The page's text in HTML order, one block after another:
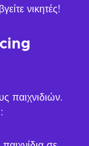
νικητές!
παιχνιδιών.